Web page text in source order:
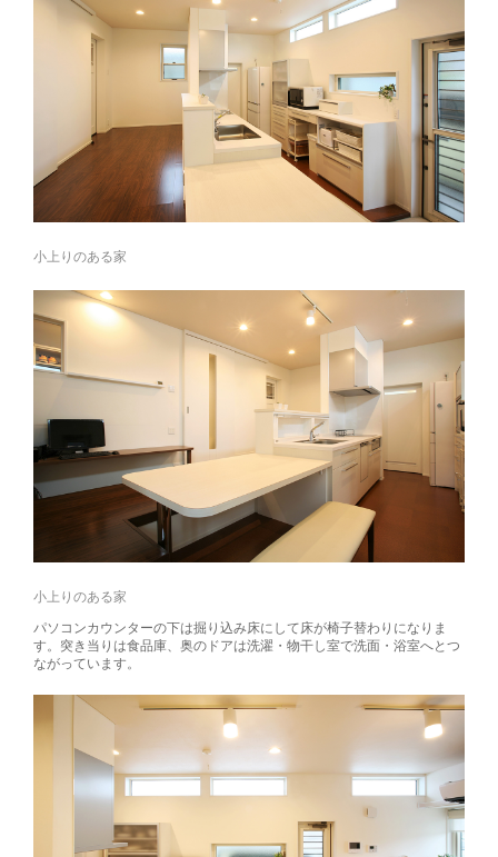
小上りのある家
小上りのある家
パソコンカウンターの下は掘り込み床にして床が椅子替わりになりま
す。突き当りは食品庫、奥のドアは洗濯・物干し室で洗面・浴室へとつ
ながっています。